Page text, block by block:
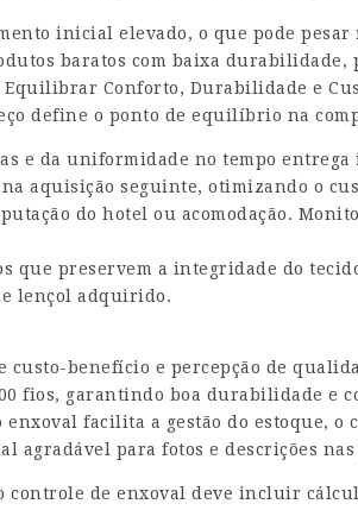
inicial elevado, o que pode pesar
baratos com baixa durabilidade,
Equilibrar Conforto, Durabilidade e
define o ponto de equilíbrio na
e da uniformidade no tempo entrega
aquisição seguinte, otimizando o
do hotel ou acomodação.
que preservem a integridade do
lençol adquirido.
benefício e percepção de
fios, garantindo boa durabilidade e
facilita a gestão do estoque, o
agradável para fotos e descrições
controle de enxoval deve incluir